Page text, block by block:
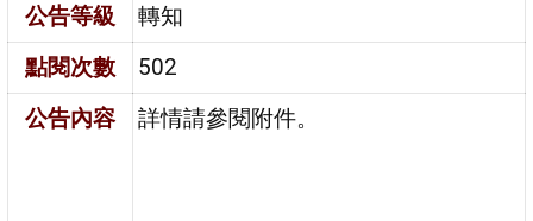
公告等級
轉知
點閱次數
502
公告內容
詳情請參閱附件。